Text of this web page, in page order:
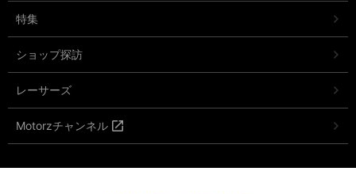
特集
ショップ探訪
レーサーズ
Motorzチャンネル